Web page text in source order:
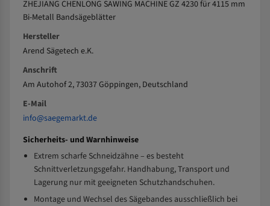
ZHEJIANG CHENLONG SAWING MACHINE GZ 4230 für 4115 mm
Bi-Metall Bandsägeblätter
Hersteller
Arend Sägetech e.K.
Anschrift
Am Autohof 2, 73037 Göppingen, Deutschland
E-Mail
info@saegemarkt.de
Sicherheits- und Warnhinweise
Extrem scharfe Schneidzähne – es besteht
Schnittverletzungsgefahr. Handhabung, Transport und
Lagerung nur mit geeigneten Schutzhandschuhen.
Montage und Wechsel des Sägebandes ausschließlich bei